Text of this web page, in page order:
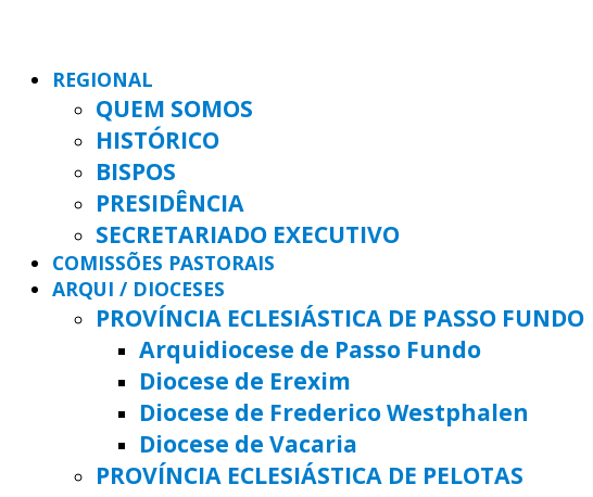
REGIONAL
QUEM SOMOS
HISTÓRICO
BISPOS
PRESIDÊNCIA
SECRETARIADO EXECUTIVO
COMISSÕES PASTORAIS
ARQUI / DIOCESES
PROVÍNCIA ECLESIÁSTICA DE PASSO FUNDO
Arquidiocese de Passo Fundo
Diocese de Erexim
Diocese de Frederico Westphalen
Diocese de Vacaria
PROVÍNCIA ECLESIÁSTICA DE PELOTAS